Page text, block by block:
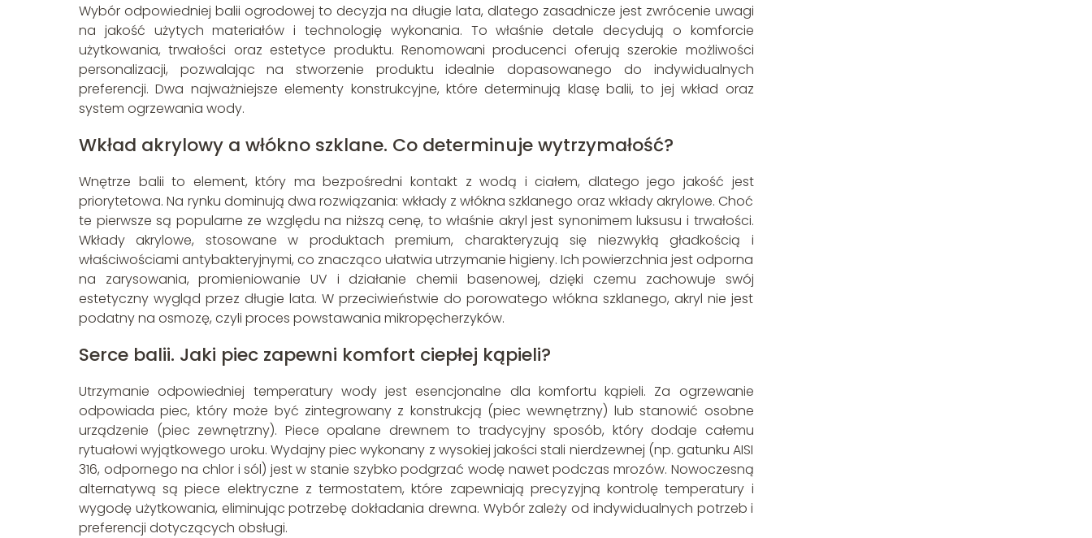
Wybór odpowiedniej balii ogrodowej to decyzja na długie lata, dlatego zasadnicze jest zwrócenie uwagi
na jakość użytych materiałów i technologię wykonania. To właśnie detale decydują o komforcie
użytkowania, trwałości oraz estetyce produktu. Renomowani producenci oferują szerokie możliwości
personalizacji, pozwalając na stworzenie produktu idealnie dopasowanego do indywidualnych
preferencji. Dwa najważniejsze elementy konstrukcyjne, które determinują klasę balii, to jej wkład oraz
system ogrzewania wody.
Wkład akrylowy a włókno szklane. Co determinuje wytrzymałość?
Wnętrze balii to element, który ma bezpośredni kontakt z wodą i ciałem, dlatego jego jakość jest
priorytetowa. Na rynku dominują dwa rozwiązania: wkłady z włókna szklanego oraz wkłady akrylowe. Choć
te pierwsze są popularne ze względu na niższą cenę, to właśnie akryl jest synonimem luksusu i trwałości.
Wkłady akrylowe, stosowane w produktach premium, charakteryzują się niezwykłą gładkością i
właściwościami antybakteryjnymi, co znacząco ułatwia utrzymanie higieny. Ich powierzchnia jest odporna
na zarysowania, promieniowanie UV i działanie chemii basenowej, dzięki czemu zachowuje swój
estetyczny wygląd przez długie lata. W przeciwieństwie do porowatego włókna szklanego, akryl nie jest
podatny na osmozę, czyli proces powstawania mikropęcherzyków.
Serce balii. Jaki piec zapewni komfort ciepłej kąpieli?
Utrzymanie odpowiedniej temperatury wody jest esencjonalne dla komfortu kąpieli. Za ogrzewanie
odpowiada piec, który może być zintegrowany z konstrukcją (piec wewnętrzny) lub stanowić osobne
urządzenie (piec zewnętrzny). Piece opalane drewnem to tradycyjny sposób, który dodaje całemu
rytuałowi wyjątkowego uroku. Wydajny piec wykonany z wysokiej jakości stali nierdzewnej (np. gatunku AISI
316, odpornego na chlor i sól) jest w stanie szybko podgrzać wodę nawet podczas mrozów. Nowoczesną
alternatywą są piece elektryczne z termostatem, które zapewniają precyzyjną kontrolę temperatury i
wygodę użytkowania, eliminując potrzebę dokładania drewna. Wybór zależy od indywidualnych potrzeb i
preferencji dotyczących obsługi.